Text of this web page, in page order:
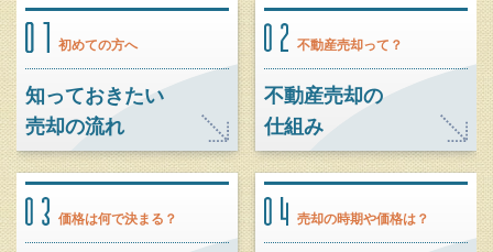
初めての方へ
知っておきたい
売却の流れ
不動産売却って？
不動産売却の
仕組み
価格は何で決まる？ 売却の時期や価格は？